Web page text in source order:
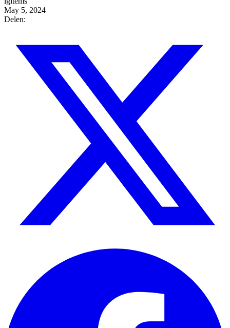
May 5, 2024
Delen: